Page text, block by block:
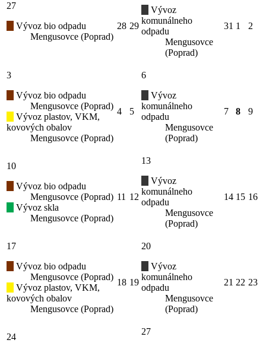
27
Vývoz bio odpadu
Mengusovce (Poprad)
28 29
Vývoz
komunálneho
odpadu
Mengusovce
(Poprad)
31 1 2
3
Vývoz bio odpadu
Mengusovce (Poprad)
Vývoz plastov, VKM,
kovových obalov
Mengusovce (Poprad)
4 5
6
Vývoz
komunálneho
odpadu
Mengusovce
(Poprad)
7 8 9
10
Vývoz bio odpadu
Mengusovce (Poprad)
Vývoz skla
Mengusovce (Poprad)
11 12
13
Vývoz
komunálneho
odpadu
Mengusovce
(Poprad)
14 15 16
17
Vývoz bio odpadu
Mengusovce (Poprad)
Vývoz plastov, VKM,
kovových obalov
Mengusovce (Poprad)
18 19
20
Vývoz
komunálneho
odpadu
Mengusovce
(Poprad)
21 22 23
24
27